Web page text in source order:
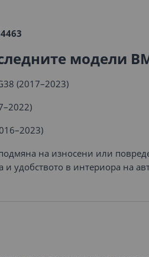
модели
(2017–2023)
на износени или
и удобството в интериора на